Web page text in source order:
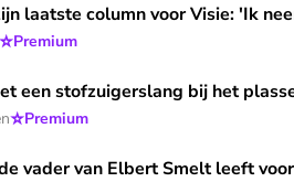
voor Visie: 'Ik neem de
laatste column voor Visie: 'Ik
⭐Premium
bij het plassen': wat een
een stofzuigerslang bij het
⭐Premium
Smelt leeft voort in Lima
vader van Elbert Smelt leeft